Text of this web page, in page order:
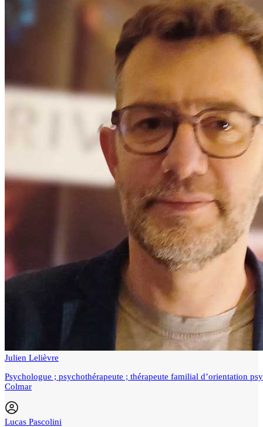
Julien Lelièvre
Psychologue ; psychothérapeute ; thérapeute familial d’orientation
Colmar
Lucas Pascolini